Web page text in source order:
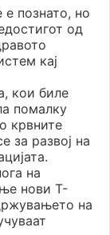
е познато, но
од
кај
кои биле
помалку
крвните
за развој на
на
нови Т-
на